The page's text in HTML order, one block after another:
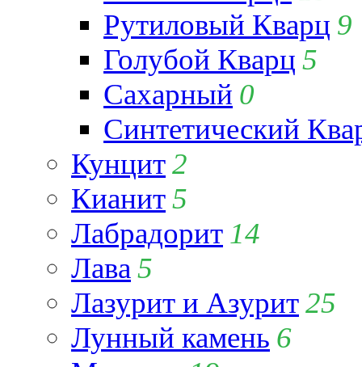
Рутиловый Кварц 9
Голубой Кварц 5
Сахарный 0
Синтетический
Кунцит2
Кианит5
Лабрадорит 14
Лава 5
Лазурит и Азурит25
Лунный камень 6